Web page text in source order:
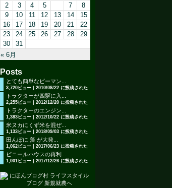
« 6月
2
3 4 5 7
8
9
10 11 12 13 14
15
16
17 18 19 20 21
22
23
24 25 26 27 28
29
30
31
Posts
とても簡単なピーマン...
3,720ビュー 2010/08/22 に投稿された
トラクターが四駆に入...
2,255ビュー 2012/12/20 に投稿された
トラクターのエンジン...
1,383ビュー 2012/10/22 に投稿された
米ヌカにくず米を混ぜ...
1,133ビュー 2018/09/03 に投稿された
田んぼに 藻 が大発...
1,062ビュー 2017/06/23 に投稿された
ビニールハウスの再利...
1,001ビュー 2017/12/26 に投稿された